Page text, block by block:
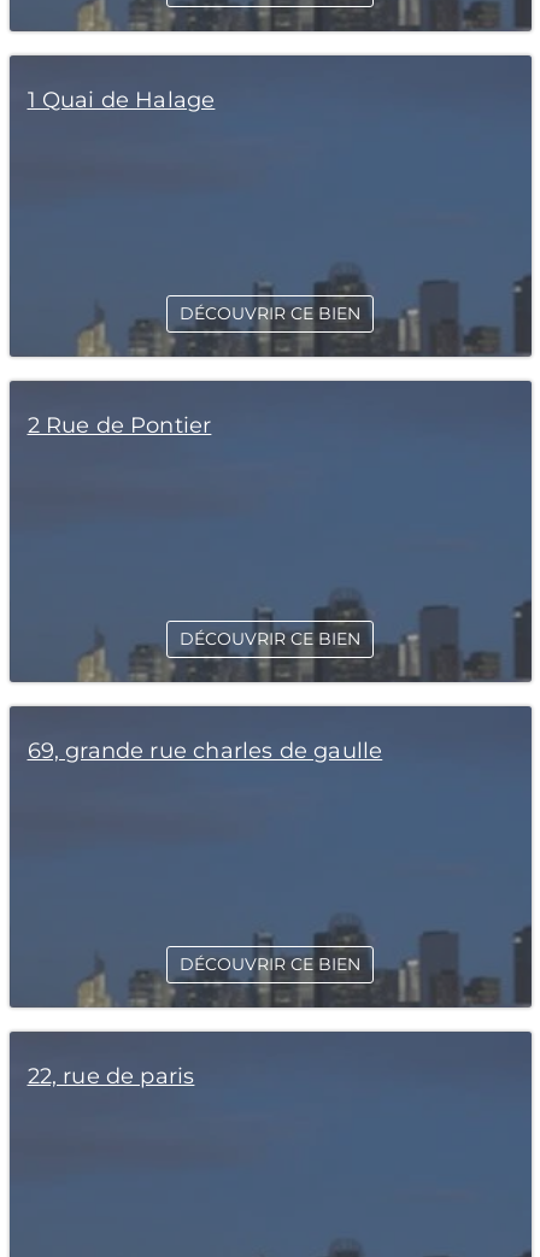
1 Quai de Halage
DÉCOUVRIR CE BIEN
2 Rue de Pontier
DÉCOUVRIR CE BIEN
69, grande rue charles de gaulle
DÉCOUVRIR CE BIEN
22, rue de paris